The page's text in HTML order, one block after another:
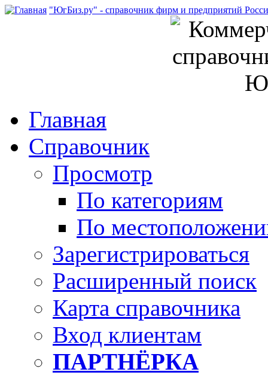
"ЮгБиз.ру" - справочник фирм и предприятий
Главная
Справочник
Просмотр
По категориям
По
Зарегистрироваться
Расширенный поиск
Карта справочника
Вход клиентам
ПАРТНЁРКА